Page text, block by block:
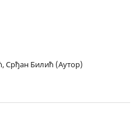
Срђан Билић (Аутор)